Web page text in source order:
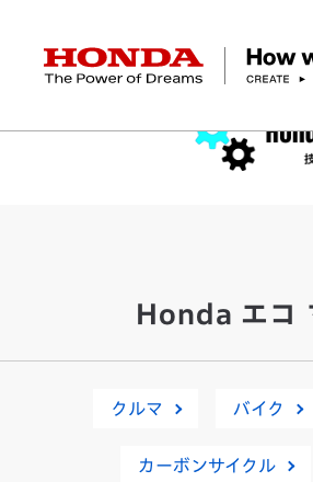
HONDA The Power of
テクノロジー/イノベーション
サステナビリティ トップ
Honda エコ
クルマ バイク
カーボンサイクル